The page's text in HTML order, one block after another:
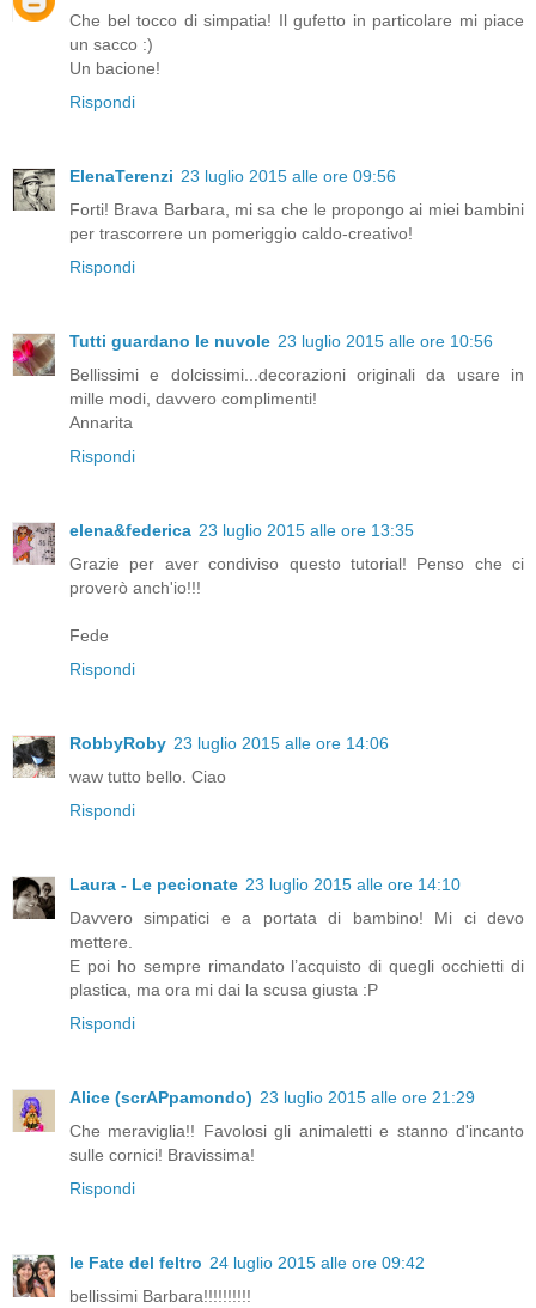
Che bel tocco di simpatia! Il gufetto in particolare mi piace
un sacco :)
Un bacione!
Rispondi
ElenaTerenzi 23 luglio 2015 alle ore 09:56
Forti! Brava Barbara, mi sa che le propongo ai miei bambini
per trascorrere un pomeriggio caldo-creativo!
Rispondi
Tutti guardano le nuvole 23 luglio 2015 alle ore 10:56
Bellissimi e dolcissimi...decorazioni originali da usare in
mille modi, davvero complimenti!
Annarita
Rispondi
elena&federica 23 luglio 2015 alle ore 13:35
Grazie per aver condiviso questo tutorial! Penso che ci
proverò anch'io!!!
Fede
Rispondi
RobbyRoby 23 luglio 2015 alle ore 14:06
waw tutto bello. Ciao
Rispondi
Laura - Le pecionate 23 luglio 2015 alle ore 14:10
Davvero simpatici e a portata di bambino! Mi ci devo
mettere.
E poi ho sempre rimandato l’acquisto di quegli occhietti di
plastica, ma ora mi dai la scusa giusta :P
Rispondi
Alice (scrAPpamondo) 23 luglio 2015 alle ore 21:29
Che meraviglia!! Favolosi gli animaletti e stanno d'incanto
sulle cornici! Bravissima!
Rispondi
le Fate del feltro 24 luglio 2015 alle ore 09:42
bellissimi Barbara!!!!!!!!!!